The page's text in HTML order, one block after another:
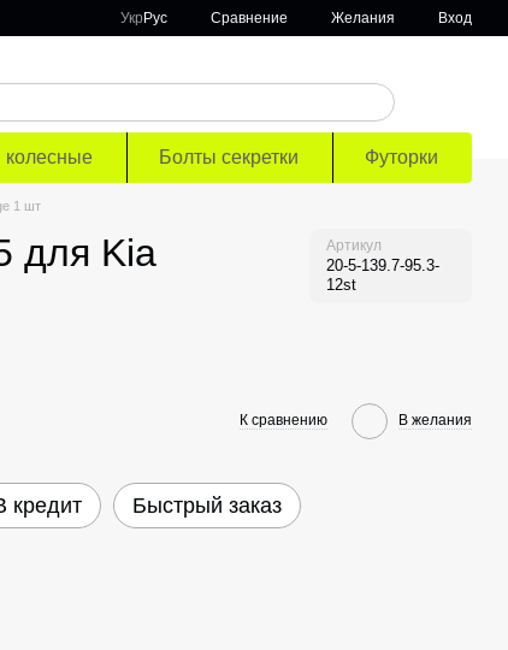
Укр Рус Сравнение Желания Вход
колесные Болты секретки Футорки
1 шт
для Kia
Артикул
20-5-139.7-95.3-
12st
К сравнению В желания
кредит Быстрый заказ